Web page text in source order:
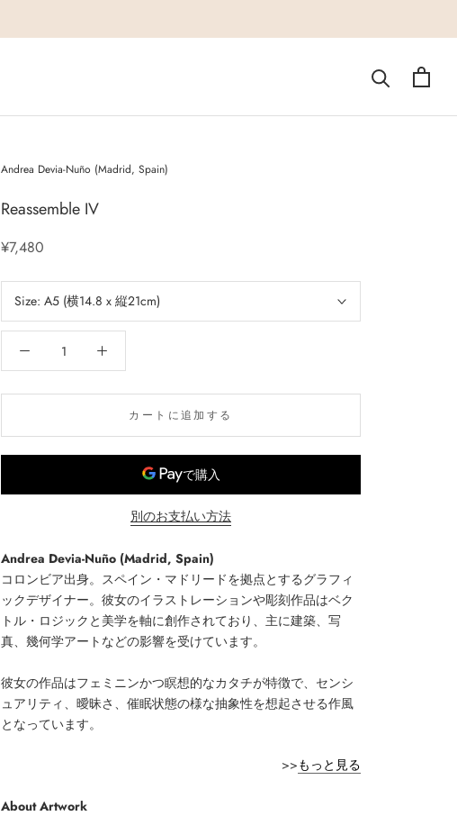
Andrea Devia-Nuño (Madrid, Spain)
Reassemble IV
¥7,480
Size: A5 (横14.8 x 縦21cm)
カートに追加する
別のお支払い方法
Andrea Devia-Nuño (Madrid, Spain)
コロンビア出身。スペイン・マドリードを拠点とするグラフィ
ックデザイナー。彼女のイラストレーションや彫刻作品はベク
トル・ロジックと美学を軸に創作されており、主に建築、写
真、幾何学アートなどの影響を受けています。
彼女の作品はフェミニンかつ瞑想的なカタチが特徴で、センシ
ュアリティ、曖昧さ、催眠状態の様な抽象性を想起させる作風
となっています。
>>もっと見る
About Artwork